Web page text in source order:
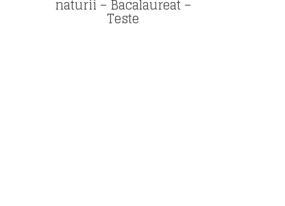
naturii – Bacalaureat –
Teste